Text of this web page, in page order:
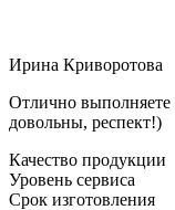
Ирина Криворотова
Отлично выполняете
довольны, респект!)
Качество продукции
Уровень сервиса
Срок изготовления